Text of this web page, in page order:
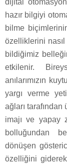
dijital
hazır bilgiyi
bilme
özelliklerini nasıl
bildiğimiz
etkilenir.
anılarımızın
yargı verme
ağları tarafından
imajı ve yapay
bolluğundan
dönüşen
özelliğini